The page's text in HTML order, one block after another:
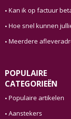
Kan ik op factuur
Hoe snel kunnen
Meerdere
POPULAIRE
CATEGORIEËN
Populaire artikelen
Aanstekers